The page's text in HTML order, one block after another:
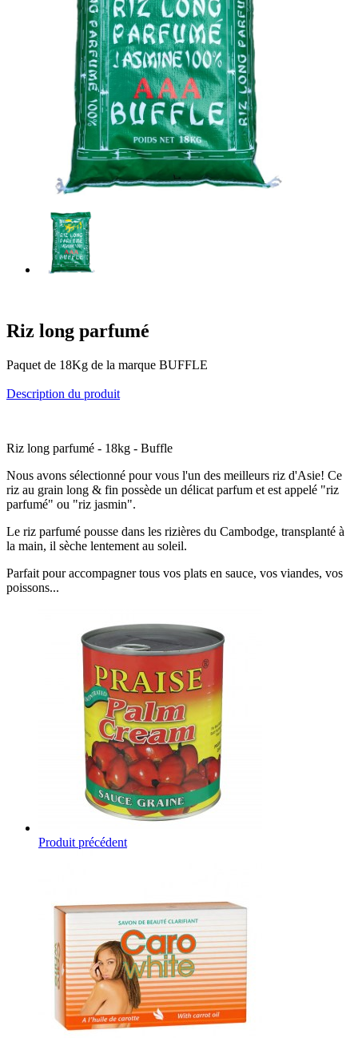
Riz long parfumé
Paquet de 18Kg de la marque BUFFLE
Description du produit
Riz long parfumé - 18kg - Buffle
Nous avons sélectionné pour vous l'un des meilleurs riz d'Asie! Ce
riz au grain long & fin possède un délicat parfum et est appelé "riz
parfumé" ou "riz jasmin".
Le riz parfumé pousse dans les rizières du Cambodge, transplanté à
la main, il sèche lentement au soleil.
Parfait pour accompagner tous vos plats en sauce, vos viandes, vos
poissons...
Produit précédent